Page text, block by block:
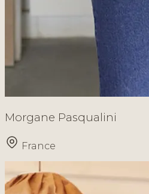
Morgane Pasqualini
France